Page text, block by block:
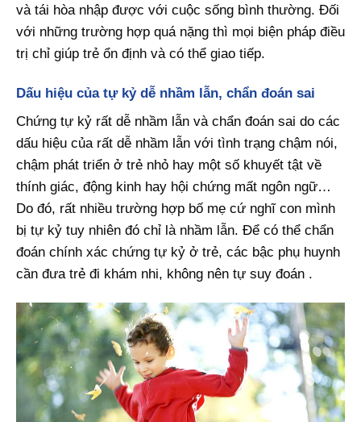
và tái hòa nhập được với cuộc sống bình thường. Đối
với những trường hợp quá nặng thì mọi biện pháp điều
trị chỉ giúp trẻ ổn định và có thể giao tiếp.
Dấu hiệu của tự kỷ dễ nhầm lẫn, chẩn đoán sai
Chứng tự kỷ rất dễ nhầm lẫn và chẩn đoán sai do các
dấu hiệu của rất dễ nhầm lẫn với tình trạng chậm nói,
chậm phát triển ở trẻ nhỏ hay một số khuyết tật về
thính giác, động kinh hay hội chứng mất ngôn ngữ…
Do đó, rất nhiều trường hợp bố mẹ cứ nghĩ con mình
bị tự kỷ tuy nhiên đó chỉ là nhầm lẫn. Để có thể chẩn
đoán chính xác chứng tự kỷ ở trẻ, các bậc phụ huynh
cần đưa trẻ đi khám nhi, không nên tự suy đoán .